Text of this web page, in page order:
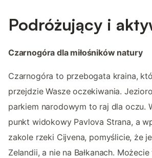
Podróżujący i
Czarnogóra dla miłośników natury
Czarnogóra to przebogata kraina,
przejdzie Wasze oczekiwania.
parkiem narodowym to raj dla oczu.
punkt widokowy Pavlova Strana, a
zakole rzeki Cijvena, pomyślicie, że
Zelandii, a nie na Bałkanach.